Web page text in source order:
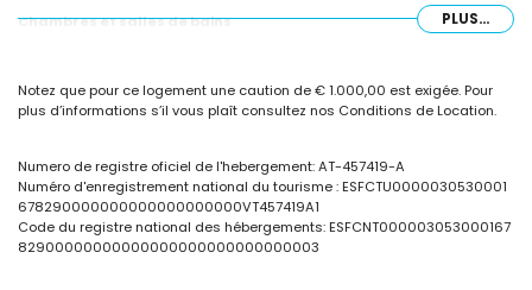
Chambres et salles de bains
chambre avec climatisation et 2 lits simples
salle de bains attenante avec lavabo simple, douche et toilettes
Extérieur de cette maison de vacances
grand terrain clos
piscine privée mesurant 9m x 4m
PLUS...
Notez que pour ce logement une caution de € 1.000,00 est exigée. Pour
plus d’informations s’il vous plaît consultez nos Conditions de Location.
Numero de registre oficiel de l'hebergement: AT-457419-A
Numéro d'enregistrement national du tourisme : ESFCTU0000030530001
678290000000000000000000VT457419A1
Code du registre national des hébergements: ESFCNT000003053000167
82900000000000000000000000000003